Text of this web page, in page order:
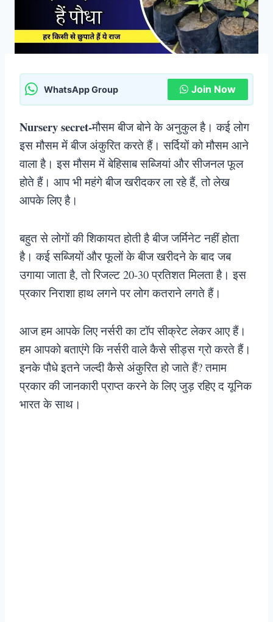
WhatsApp Group Join Now
Nursery secret-मौसम बीज बोने के अनुकुल है। कई लोग
इस मौसम में बीज अंकुरित करते हैं। सर्दियों को मौसम आने
वाला है। इस मौसम में बेहिसाब सब्जियां और सीजनल फूल
होते हैं। आप भी महंगे बीज खरीदकर ला रहे हैं, तो लेख
आपके लिए है।
बहुत से लोगों की शिकायत होती है बीज जर्मिनेट नहीं होता
है। कई सब्जियों और फूलों के बीज खरीदने के बाद जब
उगाया जाता है, तो रिजल्ट 20-30 प्रतिशत मिलता है। इस
प्रकार निराशा हाथ लगने पर लोग कतराने लगते हैं।
आज हम आपके लिए नर्सरी का टॉप सीक्रेट लेकर आए हैं।
हम आपको बताएंगे कि नर्सरी वाले कैसे सीड्स ग्रो करते हैं।
इनके पौधे इतने जल्दी कैसे अंकुरित हो जाते हैं? तमाम
प्रकार की जानकारी प्राप्त करने के लिए जुड़ रहिए द यूनिक
भारत के साथ।